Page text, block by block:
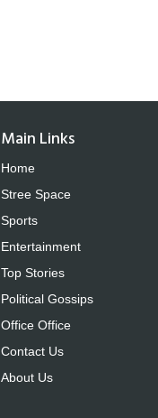
Main Links
Home
Stree Space
Sports
Entertainment
Top Stories
Political Gossips
Office Office
Contact Us
About Us